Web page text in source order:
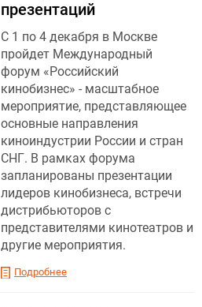
презентаций
С 1 по 4 декабря в Москве
пройдет Международный
форум «Российский
кинобизнес» - масштабное
мероприятие, представляющее
основные направления
киноиндустрии России и стран
СНГ. В рамках форума
запланированы презентации
лидеров кинобизнеса, встречи
дистрибьюторов с
представителями кинотеатров и
другие мероприятия.
Подробнее